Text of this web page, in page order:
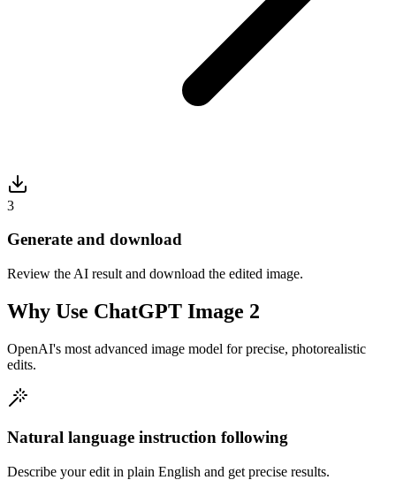
3
Generate and download
Review the AI result and download the edited image.
Why Use ChatGPT Image 2
OpenAI's most advanced image model for precise, photorealistic
edits.
Natural language instruction following
Describe your edit in plain English and get precise results.